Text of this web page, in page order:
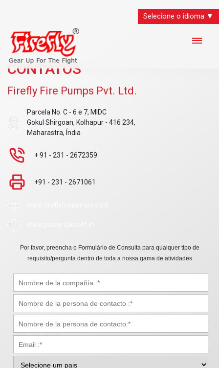
Selecione o idioma ▼
CONTATOS
Firefly Fire Pumps Pvt. Ltd.
Parcela No. C - 6 e 7, MIDC
Gokul Shirgoan, Kolhapur - 416 234,
Maharastra, Índia
+ 91 - 231 - 2672359
+91 - 231 - 2671061
Por favor, preencha o Formulário de Consulta para qualquer tipo de
requisito/pergunta dentro de toda a nossa gama de atividades